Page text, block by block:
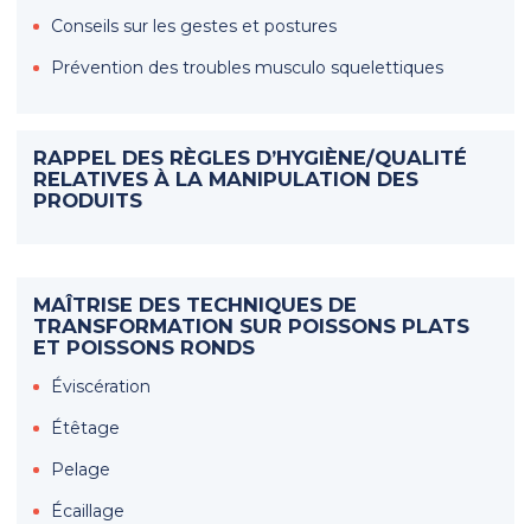
Conseils sur les gestes et postures
Prévention des troubles musculo squelettiques
RAPPEL DES RÈGLES D’HYGIÈNE/QUALITÉ
RELATIVES À LA MANIPULATION DES
PRODUITS
MAÎTRISE DES TECHNIQUES DE
TRANSFORMATION SUR POISSONS PLATS
ET POISSONS RONDS
Éviscération
Étêtage
Pelage
Écaillage